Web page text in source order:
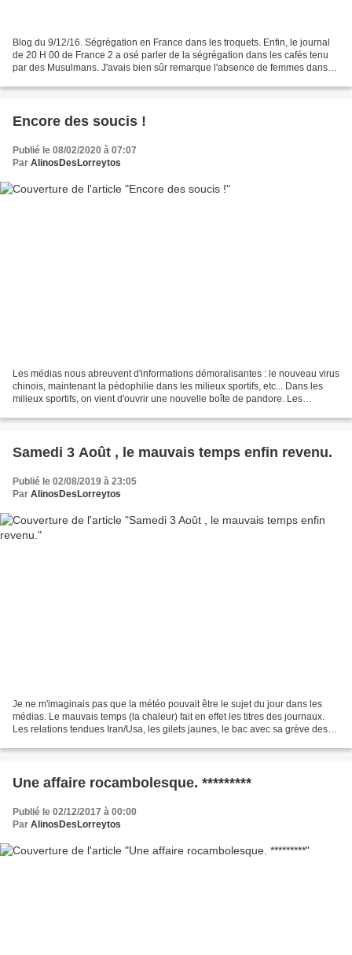
Blog du 9/12/16. Ségrégation en France dans les troquets. Enfin, le journal
de 20 H 00 de France 2 a osé parler de la ségrégation dans les cafés tenu
par des Musulmans. J'avais bien sûr remarque l'absence de femmes dans
Encore des soucis !
Publié le 08/02/2020 à 07:07
Par AlinosDesLorreytos
Les médias nous abreuvent d'informations démoralisantes : le nouveau virus
chinois, maintenant la pédophilie dans les milieux sportifs, etc... Dans les
milieux sportifs, on vient d'ouvrir une nouvelle boîte de pandore. Les
Samedi 3 Août , le mauvais temps enfin revenu.
Publié le 02/08/2019 à 23:05
Par AlinosDesLorreytos
Je ne m'imaginais pas que la météo pouvait être le sujet du jour dans les
médias. Le mauvais temps (la chaleur) fait en effet les titres des journaux.
Les relations tendues Iran/Usa, les gilets jaunes, le bac avec sa grève des
Une affaire rocambolesque. *********
Publié le 02/12/2017 à 00:00
Par AlinosDesLorreytos